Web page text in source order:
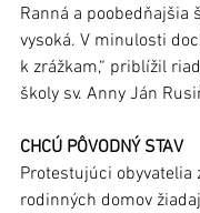
Ranná a poobedňajšia
vysoká. V minulosti
k zrážkam,“ priblížil
školy sv. Anny Ján
CHCÚ PÔVODNÝ STAV
Protestujúci obyvatelia
rodinných domov